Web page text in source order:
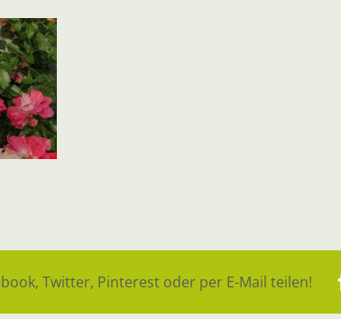
Twitter, Pinterest oder per E-Mail teilen!